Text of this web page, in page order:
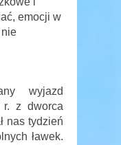
emocji w
wyjazd
r. z dworca
nas tydzień
ławek.